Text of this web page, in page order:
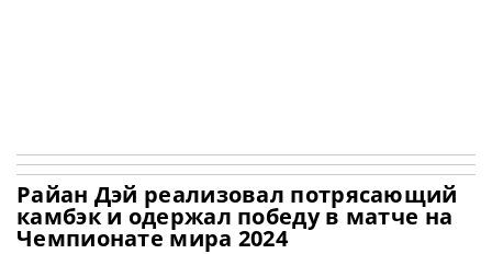
Райан Дэй реализовал потрясающий
камбэк и одержал победу в матче на
Чемпионате мира 2024